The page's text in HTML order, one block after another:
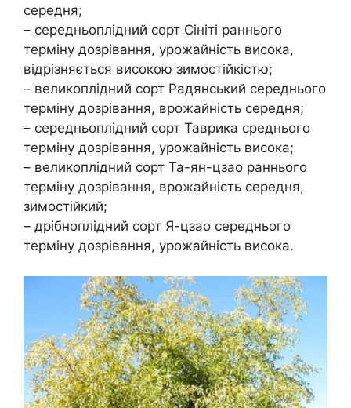
середня;
– середньоплідний сорт Сініті раннього
терміну дозрівання, урожайність висока,
відрізняється високою зимостійкістю;
– великоплідний сорт Радянський середнього
терміну дозрівання, врожайність середня;
– середньоплідний сорт Таврика среднього
терміну дозрівання, урожайність висока;
– великоплідний сорт Та-ян-цзао раннього
терміну дозрівання, врожайність середня,
зимостійкий;
– дрібноплідний сорт Я-цзао середнього
терміну дозрівання, урожайність висока.